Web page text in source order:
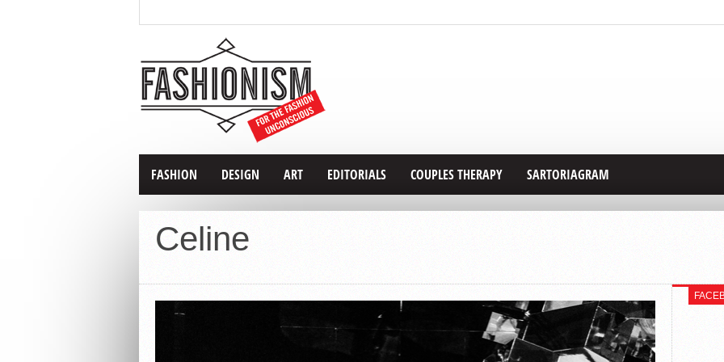
FASHION DESIGN ART EDITORIALS COUPLES THERAPY SARTORIAGRAM
Celine